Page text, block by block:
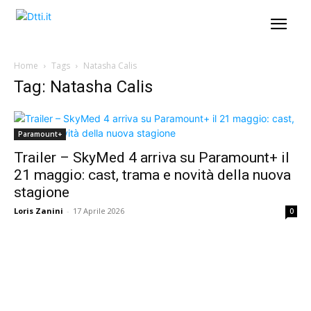
Home Tags Natasha Calis
Tag: Natasha Calis
Paramount+
Trailer – SkyMed 4 arriva su Paramount+ il
21 maggio: cast, trama e novità della nuova
stagione
Loris Zanini - 17 Aprile 2026 0